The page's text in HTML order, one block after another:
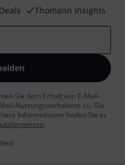
Deals Thomann Insights
Sie dem Erhalt von E-Mail-
Nutzungsverhaltens zu. Die
Informationen finden Sie in
.